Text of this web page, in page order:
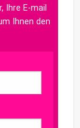
Ihre E-mail
Ihnen den